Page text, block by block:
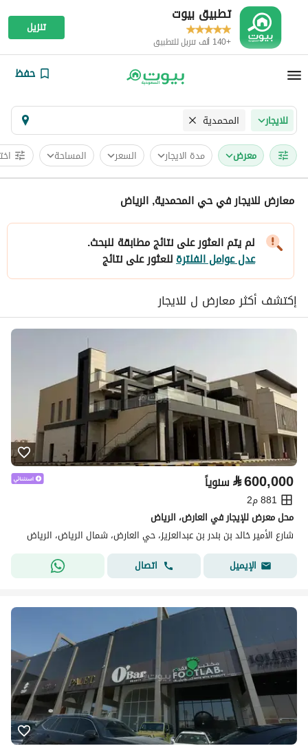
تطبيق بيوت
+140 ألف تنزيل للتطبيق
تنزيل
حفظ
للايجار المحمدية
معرض مدة الايجار السعر المساحة
معارض للايجار في حي المحمدية, الرياض
لم يتم العثور على نتائج مطابقة للبحث.
عدل عوامل الفلترةللعثور على نتائج
إكتشف أكثر معارض ل للايجار
⃁600,000 سنوياً
881 م2
محل معرض للإيجار في العارض، الرياض
شارع الأمير خالد بن بندر بن عبدالعزيز، حي العارض، شمال الرياض، الرياض
الإيميل
اتصال